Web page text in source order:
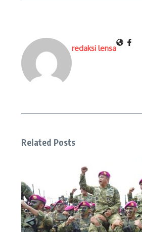
redaksi lensa
Related Posts